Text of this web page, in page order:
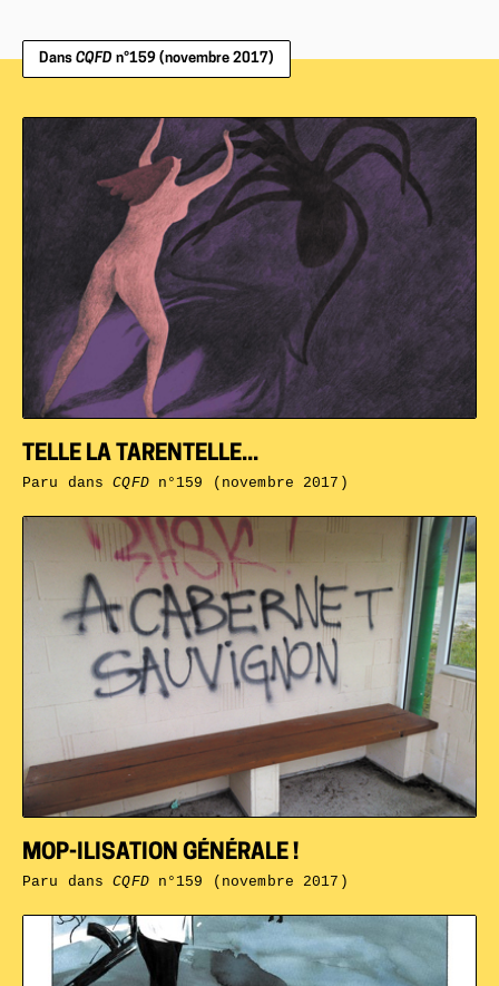
Dans CQFD n°159 (novembre 2017)
MOP-ILISATION GÉNÉRALE !
Paru dansCQFDn°159 (novembre 2017)
TELLE LA TARENTELLE...
Paru dansCQFDn°159 (novembre 2017)